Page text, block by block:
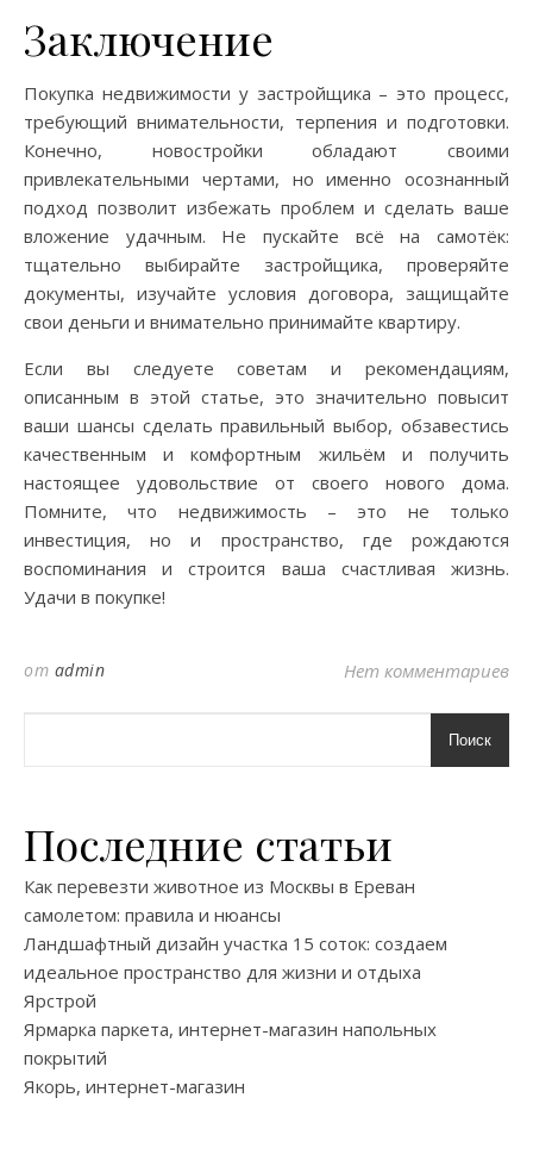
Заключение
Покупка недвижимости у застройщика – это процесс,
требующий внимательности, терпения и подготовки.
Конечно, новостройки обладают своими
привлекательными чертами, но именно осознанный
подход позволит избежать проблем и сделать ваше
вложение удачным. Не пускайте всё на самотёк:
тщательно выбирайте застройщика, проверяйте
документы, изучайте условия договора, защищайте
свои деньги и внимательно принимайте квартиру.
Если вы следуете советам и рекомендациям,
описанным в этой статье, это значительно повысит
ваши шансы сделать правильный выбор, обзавестись
качественным и комфортным жильём и получить
настоящее удовольствие от своего нового дома.
Помните, что недвижимость – это не только
инвестиция, но и пространство, где рождаются
воспоминания и строится ваша счастливая жизнь.
Удачи в покупке!
от admin Нет комментариев
Поиск
Последние статьи
Как перевезти животное из Москвы в Ереван
самолетом: правила и нюансы
Ландшафтный дизайн участка 15 соток: создаем
идеальное пространство для жизни и отдыха
Ярстрой
Ярмарка паркета, интернет-магазин напольных
покрытий
Якорь, интернет-магазин